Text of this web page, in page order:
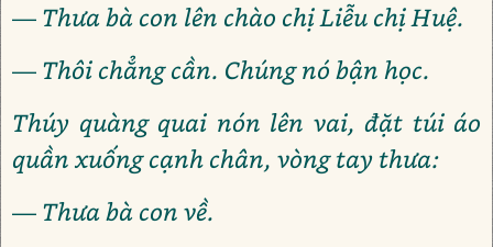
— Thưa bà con lên chào chị Liễu chị Huệ.
— Thôi chẳng cần. Chúng nó bận học.
Thúy quàng quai nón lên vai, đặt túi áo
quần xuống cạnh chân, vòng tay thưa:
— Thưa bà con về.